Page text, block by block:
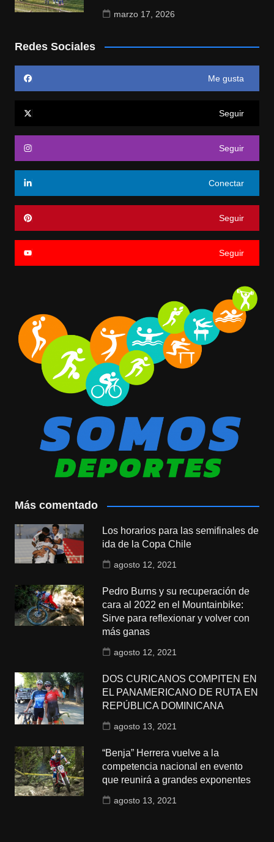
marzo 17, 2026
Redes Sociales
Me gusta
Seguir
Seguir
Conectar
Seguir
Seguir
Más comentado
Los horarios para las semifinales de
ida de la Copa Chile
agosto 12, 2021
Pedro Burns y su recuperación de
cara al 2022 en el Mountainbike:
Sirve para reflexionar y volver con
más ganas
agosto 12, 2021
DOS CURICANOS COMPITEN EN
EL PANAMERICANO DE RUTA EN
REPÚBLICA DOMINICANA
agosto 13, 2021
“Benja” Herrera vuelve a la
competencia nacional en evento
que reunirá a grandes exponentes
agosto 13, 2021